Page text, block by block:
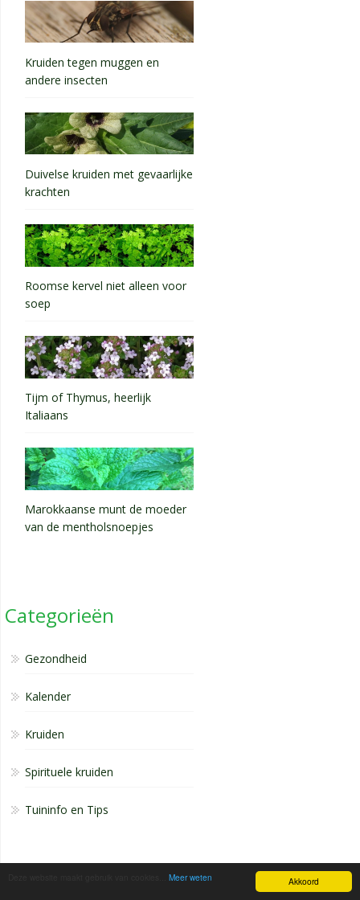
Akkoord
Meer weten
Kruiden tegen muggen en
andere insecten
Duivelse kruiden met gevaarlijke
krachten
Roomse kervel niet alleen voor
soep
Tijm of Thymus, heerlijk
Italiaans
Marokkaanse munt de moeder
van de mentholsnoepjes
Categorieën
Gezondheid
Kalender
Kruiden
Spirituele kruiden
Tuininfo en Tips